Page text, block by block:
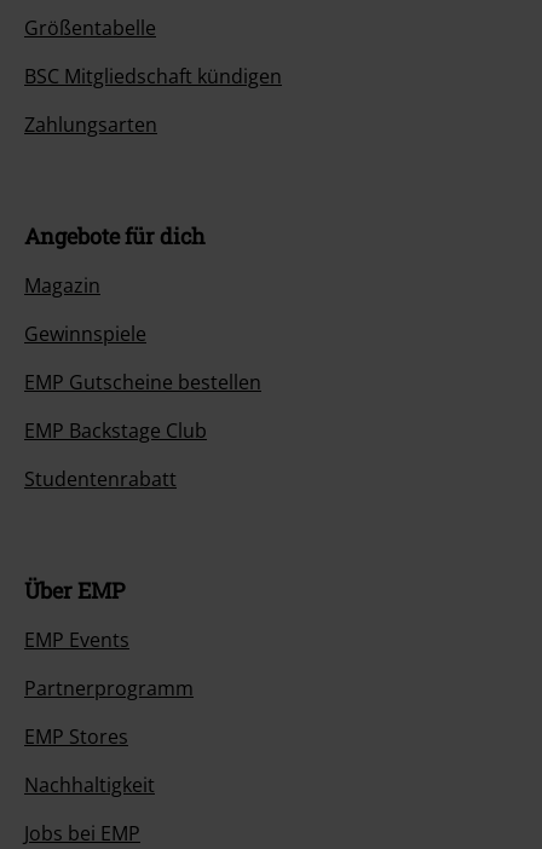
Größentabelle
BSC Mitgliedschaft kündigen
Zahlungsarten
Angebote für dich
Magazin
Gewinnspiele
EMP Gutscheine bestellen
EMP Backstage Club
Studentenrabatt
Über EMP
EMP Events
Partnerprogramm
EMP Stores
Nachhaltigkeit
Jobs bei EMP